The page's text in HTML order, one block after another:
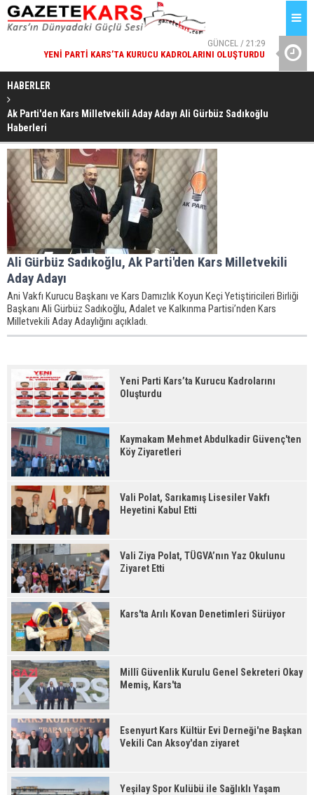
GÜNCEL / 21:29
YENI PARTI KARS’TA KURUCU KADROLARINI OLUŞTURDU
VALI
HABERLER
Ak Parti'den Kars Milletvekili Aday Adayı Ali Gürbüz Sadıkoğlu
Haberleri
Ali Gürbüz Sadıkoğlu, Ak Parti'den Kars Milletvekili
Aday Adayı
Ani Vakfı Kurucu Başkanı ve Kars Damızlık Koyun Keçi Yetiştiricileri Birliği
Başkanı Ali Gürbüz Sadıkoğlu, Adalet ve Kalkınma Partisi’nden Kars
Milletvekili Aday Adaylığını açıkladı.
Yeni Parti Kars’ta Kurucu Kadrolarını
Oluşturdu
Kaymakam Mehmet Abdulkadir Güvenç'ten
Köy Ziyaretleri
Vali Polat, Sarıkamış Lisesiler Vakfı
Heyetini Kabul Etti
Vali Ziya Polat, TÜGVA’nın Yaz Okulunu
Ziyaret Etti
Kars'ta Arılı Kovan Denetimleri Sürüyor
Millî Güvenlik Kurulu Genel Sekreteri Okay
Memiş, Kars'ta
Esenyurt Kars Kültür Evi Derneği'ne Başkan
Vekili Can Aksoy'dan ziyaret
Yeşilay Spor Kulübü ile Sağlıklı Yaşam